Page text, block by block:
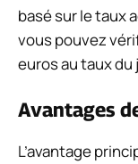
basé sur le taux
vous pouvez
euros au taux du
Avantages
L’avantage